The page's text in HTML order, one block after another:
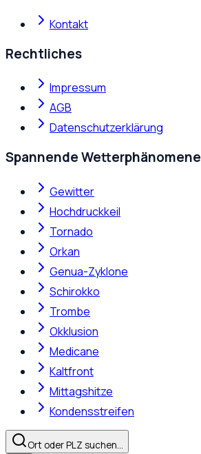
Kontakt
Rechtliches
Impressum
AGB
Datenschutzerklärung
Spannende Wetterphänomene
Gewitter
Hochdruckkeil
Tornado
Orkan
Genua-Zyklone
Schirokko
Trombe
Okklusion
Medicane
Kaltfront
Mittagshitze
Kondensstreifen
Ort oder PLZ suchen…